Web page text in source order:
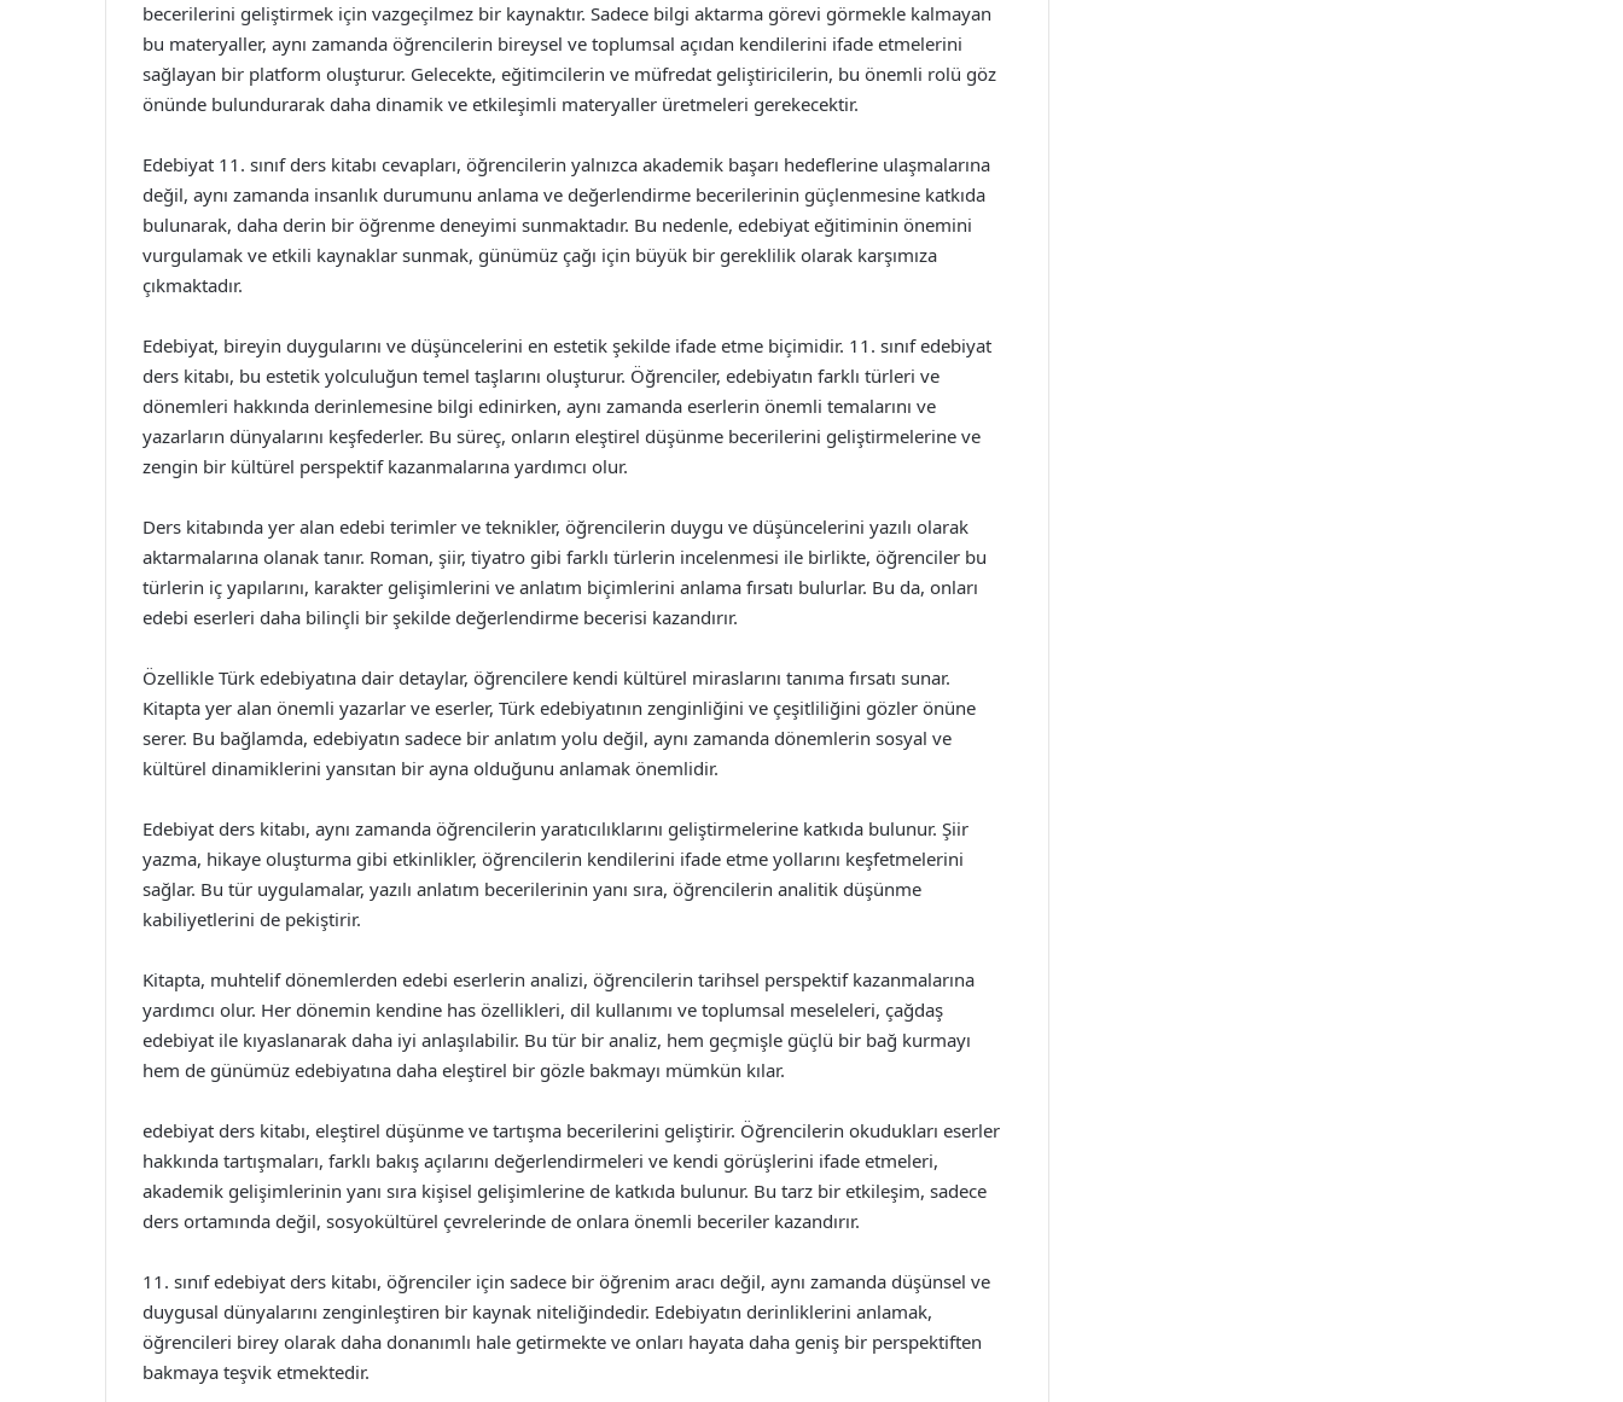
becerilerini geliştirmek için vazgeçilmez bir kaynaktır. Sadece bilgi aktarma görevi görmekle kalmayan
bu materyaller, aynı zamanda öğrencilerin bireysel ve toplumsal açıdan kendilerini ifade etmelerini
sağlayan bir platform oluşturur. Gelecekte, eğitimcilerin ve müfredat geliştiricilerin, bu önemli rolü göz
önünde bulundurarak daha dinamik ve etkileşimli materyaller üretmeleri gerekecektir.
Edebiyat 11. sınıf ders kitabı cevapları, öğrencilerin yalnızca akademik başarı hedeflerine ulaşmalarına
değil, aynı zamanda insanlık durumunu anlama ve değerlendirme becerilerinin güçlenmesine katkıda
bulunarak, daha derin bir öğrenme deneyimi sunmaktadır. Bu nedenle, edebiyat eğitiminin önemini
vurgulamak ve etkili kaynaklar sunmak, günümüz çağı için büyük bir gereklilik olarak karşımıza
çıkmaktadır.
Edebiyat, bireyin duygularını ve düşüncelerini en estetik şekilde ifade etme biçimidir. 11. sınıf edebiyat
ders kitabı, bu estetik yolculuğun temel taşlarını oluşturur. Öğrenciler, edebiyatın farklı türleri ve
dönemleri hakkında derinlemesine bilgi edinirken, aynı zamanda eserlerin önemli temalarını ve
yazarların dünyalarını keşfederler. Bu süreç, onların eleştirel düşünme becerilerini geliştirmelerine ve
zengin bir kültürel perspektif kazanmalarına yardımcı olur.
Ders kitabında yer alan edebi terimler ve teknikler, öğrencilerin duygu ve düşüncelerini yazılı olarak
aktarmalarına olanak tanır. Roman, şiir, tiyatro gibi farklı türlerin incelenmesi ile birlikte, öğrenciler bu
türlerin iç yapılarını, karakter gelişimlerini ve anlatım biçimlerini anlama fırsatı bulurlar. Bu da, onları
edebi eserleri daha bilinçli bir şekilde değerlendirme becerisi kazandırır.
Özellikle Türk edebiyatına dair detaylar, öğrencilere kendi kültürel miraslarını tanıma fırsatı sunar.
Kitapta yer alan önemli yazarlar ve eserler, Türk edebiyatının zenginliğini ve çeşitliliğini gözler önüne
serer. Bu bağlamda, edebiyatın sadece bir anlatım yolu değil, aynı zamanda dönemlerin sosyal ve
kültürel dinamiklerini yansıtan bir ayna olduğunu anlamak önemlidir.
Edebiyat ders kitabı, aynı zamanda öğrencilerin yaratıcılıklarını geliştirmelerine katkıda bulunur. Şiir
yazma, hikaye oluşturma gibi etkinlikler, öğrencilerin kendilerini ifade etme yollarını keşfetmelerini
sağlar. Bu tür uygulamalar, yazılı anlatım becerilerinin yanı sıra, öğrencilerin analitik düşünme
kabiliyetlerini de pekiştirir.
Kitapta, muhtelif dönemlerden edebi eserlerin analizi, öğrencilerin tarihsel perspektif kazanmalarına
yardımcı olur. Her dönemin kendine has özellikleri, dil kullanımı ve toplumsal meseleleri, çağdaş
edebiyat ile kıyaslanarak daha iyi anlaşılabilir. Bu tür bir analiz, hem geçmişle güçlü bir bağ kurmayı
hem de günümüz edebiyatına daha eleştirel bir gözle bakmayı mümkün kılar.
edebiyat ders kitabı, eleştirel düşünme ve tartışma becerilerini geliştirir. Öğrencilerin okudukları eserler
hakkında tartışmaları, farklı bakış açılarını değerlendirmeleri ve kendi görüşlerini ifade etmeleri,
akademik gelişimlerinin yanı sıra kişisel gelişimlerine de katkıda bulunur. Bu tarz bir etkileşim, sadece
ders ortamında değil, sosyokültürel çevrelerinde de onlara önemli beceriler kazandırır.
11. sınıf edebiyat ders kitabı, öğrenciler için sadece bir öğrenim aracı değil, aynı zamanda düşünsel ve
duygusal dünyalarını zenginleştiren bir kaynak niteliğindedir. Edebiyatın derinliklerini anlamak,
öğrencileri birey olarak daha donanımlı hale getirmekte ve onları hayata daha geniş bir perspektiften
bakmaya teşvik etmektedir.